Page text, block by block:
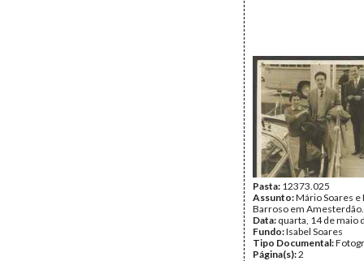
Pasta: 12373.025
Assunto:Mário Soares e
Barroso em Amesterdão.
Data: quarta, 14 de maio
Fundo:Isabel Soares
Tipo Documental:
Página(s):2